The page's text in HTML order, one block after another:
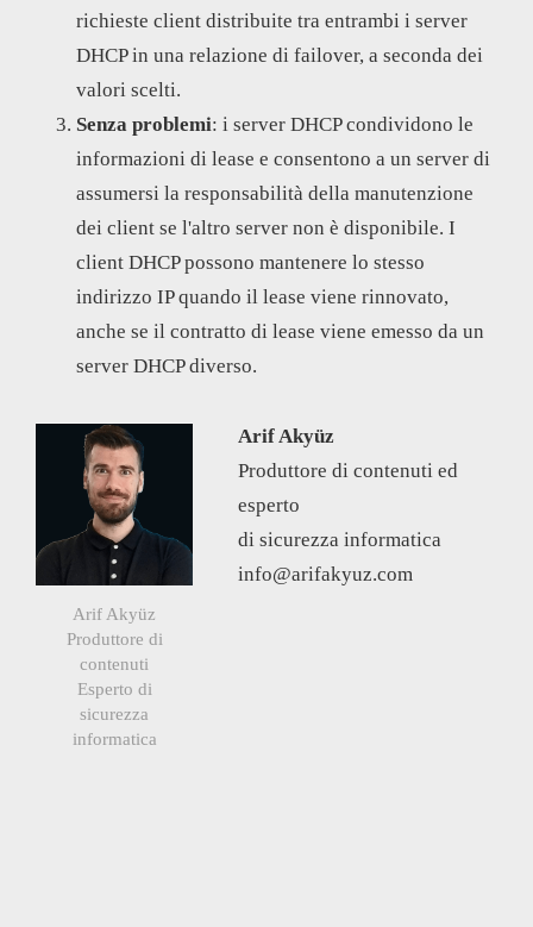
richieste client distribuite tra entrambi i server
DHCP in una relazione di failover, a seconda dei
valori scelti.
Senza problemi: i server DHCP condividono le
informazioni di lease e consentono a un server di
assumersi la responsabilità della manutenzione
dei client se l'altro server non è disponibile. I
client DHCP possono mantenere lo stesso
indirizzo IP quando il lease viene rinnovato,
anche se il contratto di lease viene emesso da un
server DHCP diverso.
Arif Akyüz
Produttore di
contenuti
Esperto di
sicurezza
informatica
Arif Akyüz
Produttore di contenuti ed
esperto
di sicurezza informatica
info@arifakyuz.com